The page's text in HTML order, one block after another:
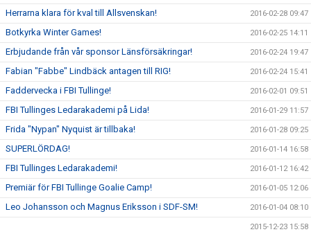
Herrarna klara för kval till Allsvenskan! 2016-02-28 09:47
Botkyrka Winter Games! 2016-02-25 14:11
Erbjudande från vår sponsor Länsförsäkringar! 2016-02-24 19:47
Fabian "Fabbe" Lindbäck antagen till RIG! 2016-02-24 15:41
Faddervecka i FBI Tullinge! 2016-02-01 09:51
FBI Tullinges Ledarakademi på Lida! 2016-01-29 11:57
Frida "Nypan" Nyquist är tillbaka! 2016-01-28 09:25
SUPERLÖRDAG! 2016-01-14 16:58
FBI Tullinges Ledarakademi! 2016-01-12 16:42
Premiär för FBI Tullinge Goalie Camp! 2016-01-05 12:06
Leo Johansson och Magnus Eriksson i SDF-SM! 2016-01-04 08:10
2015-12-23 15:58